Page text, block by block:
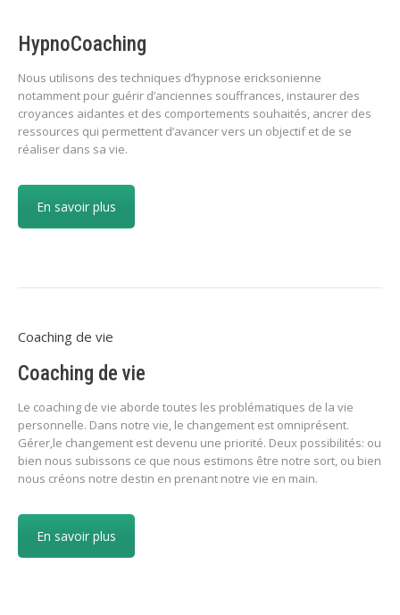
HypnoCoaching
Nous utilisons des techniques d’hypnose ericksonienne
notamment pour guérir d’anciennes souffrances, instaurer des
croyances aidantes et des comportements souhaités, ancrer des
ressources qui permettent d’avancer vers un objectif et de se
réaliser dans sa vie.
En savoir plus
Coaching de vie
Coaching de vie
Le coaching de vie aborde toutes les problématiques de la vie
personnelle. Dans notre vie, le changement est omniprésent.
Gérer,le changement est devenu une priorité. Deux possibilités: ou
bien nous subissons ce que nous estimons être notre sort, ou bien
nous créons notre destin en prenant notre vie en main.
En savoir plus